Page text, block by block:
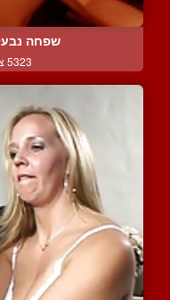
שפחה
5323 צפיות